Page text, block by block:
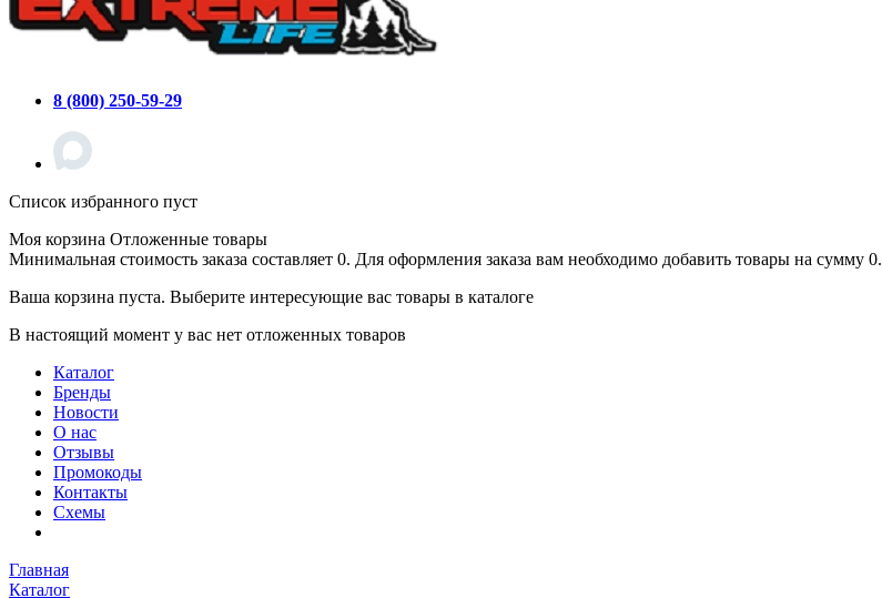
8 (800) 250-59-29
Список избранного пуст
Моя корзина Отложенные товары
Минимальная стоимость заказа составляет 0. Для оформления заказа вам необходимо добавить товары на сумму 0.
Ваша корзина пуста. Выберите интересующие вас товары в каталоге
В настоящий момент у вас нет отложенных товаров
Каталог
Бренды
Новости
О нас
Отзывы
Промокоды
Контакты
Схемы
Главная
Каталог